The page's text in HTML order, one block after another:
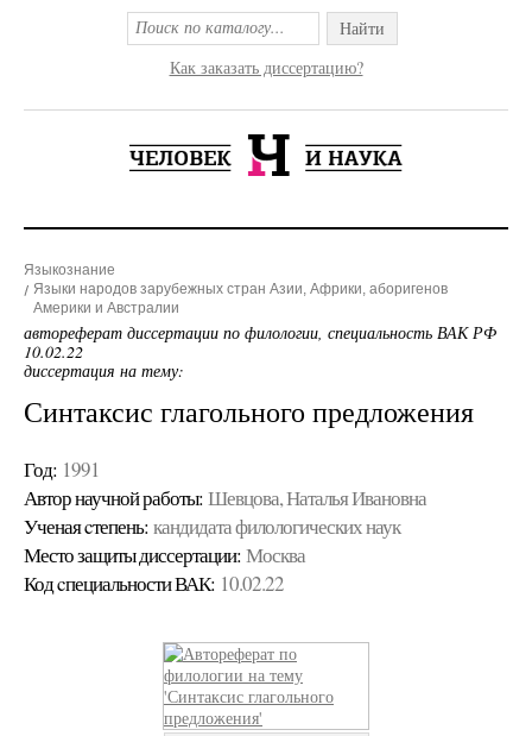
Найти
Как заказать диссертацию?
Языкознание
Языки народов зарубежных стран Азии, Африки, аборигенов
Америки и Австралии
автореферат диссертации по филологии, специальность ВАК РФ
10.02.22
диссертация на тему:
Синтаксис глагольного предложения
Год: 1991
Автор научной работы: Шевцова, Наталья Ивановна
Ученая cтепень: кандидата филологических наук
Место защиты диссертации: Москва
Код cпециальности ВАК: 10.02.22